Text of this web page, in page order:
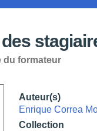
du formateur
Auteur(s)
Enrique Correa
Collection